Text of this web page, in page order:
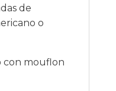
de
o
con mouflon